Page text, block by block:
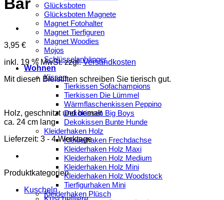
Glücksboten
Glücksboten Magnete
Magnet Fotohalter
Magnet Tierfiguren
Magnet Woodies
Mojos
Schlüsselanhänger
Wohnen
Kissen
Tierkissen Sofachampions
Tierkissen Die Lümmel
Wärmflaschenkissen Peppino
Dekokissen Big Boys
Dekokissen Bunte Hunde
Kleiderhaken Holz
Kleiderhaken Frechdachse
Kleiderhaken Holz Maxi
Kleiderhaken Holz Medium
Kleiderhaken Holz Mini
Kleiderhaken Holz Woodstock
Tierfigurhaken Mini
Kleiderhaken Plüsch
3,95 €
inkl. 19 % MwSt. zzgl.Versandkosten
Mit diesen Bleistiften schreiben Sie tierisch gut.
Holz, geschnitzt und bemalt
ca. 24 cm lang
Lieferzeit: 3 - 4 Werktage
Produktkategorien
Kuscheln